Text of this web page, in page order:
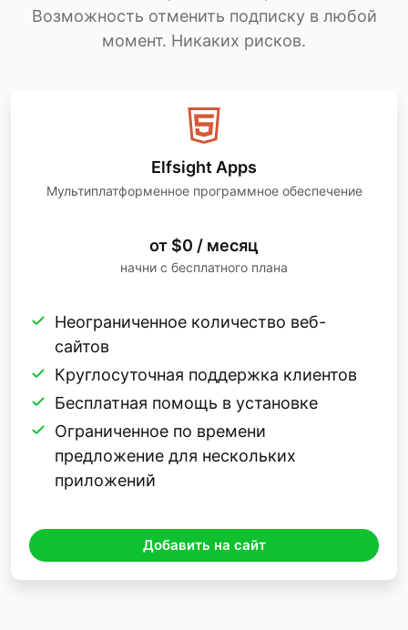
Возможность отменить подписку в любой
момент. Никаких рисков.
Elfsight Apps
Мультиплатформенное программное обеспечение
от $0 / месяц
начни с бесплатного плана
Неограниченное количество веб-
сайтов
Круглосуточная поддержка клиентов
Бесплатная помощь в установке
Ограниченное по времени
предложение для нескольких
приложений
Добавить на сайт